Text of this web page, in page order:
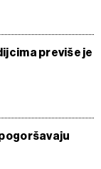
previše je